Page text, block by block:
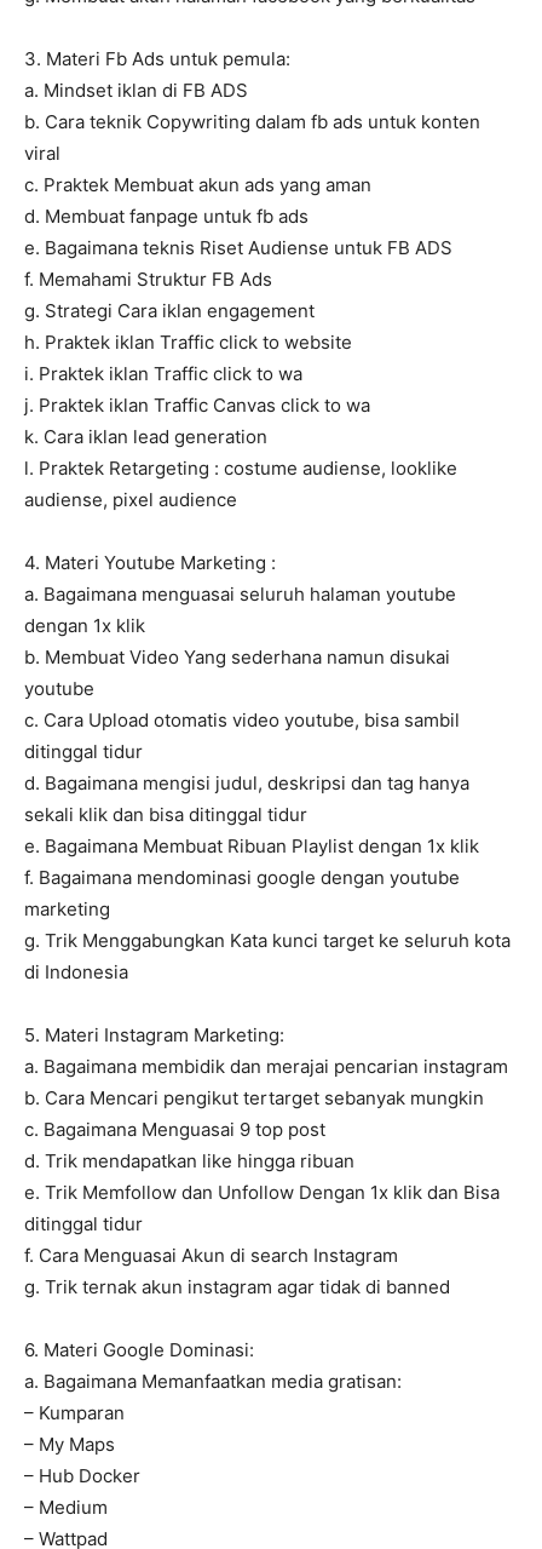
3. Materi Fb Ads untuk pemula:
a. Mindset iklan di FB ADS
b. Cara teknik Copywriting dalam fb ads untuk konten
viral
c. Praktek Membuat akun ads yang aman
d. Membuat fanpage untuk fb ads
e. Bagaimana teknis Riset Audiense untuk FB ADS
f. Memahami Struktur FB Ads
g. Strategi Cara iklan engagement
h. Praktek iklan Traffic click to website
i. Praktek iklan Traffic click to wa
j. Praktek iklan Traffic Canvas click to wa
k. Cara iklan lead generation
l. Praktek Retargeting : costume audiense, looklike
audiense, pixel audience
4. Materi Youtube Marketing :
a. Bagaimana menguasai seluruh halaman youtube
dengan 1x klik
b. Membuat Video Yang sederhana namun disukai
youtube
c. Cara Upload otomatis video youtube, bisa sambil
ditinggal tidur
d. Bagaimana mengisi judul, deskripsi dan tag hanya
sekali klik dan bisa ditinggal tidur
e. Bagaimana Membuat Ribuan Playlist dengan 1x klik
f. Bagaimana mendominasi google dengan youtube
marketing
g. Trik Menggabungkan Kata kunci target ke seluruh kota
di Indonesia
5. Materi Instagram Marketing:
a. Bagaimana membidik dan merajai pencarian instagram
b. Cara Mencari pengikut tertarget sebanyak mungkin
c. Bagaimana Menguasai 9 top post
d. Trik mendapatkan like hingga ribuan
e. Trik Memfollow dan Unfollow Dengan 1x klik dan Bisa
ditinggal tidur
f. Cara Menguasai Akun di search Instagram
g. Trik ternak akun instagram agar tidak di banned
6. Materi Google Dominasi:
a. Bagaimana Memanfaatkan media gratisan:
– Kumparan
– My Maps
– Hub Docker
– Medium
– Wattpad